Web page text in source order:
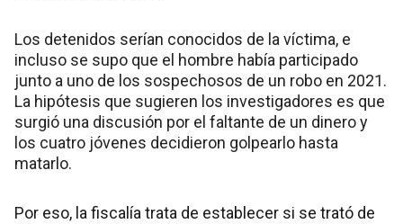
Los detenidos serían conocidos de la víctima, e
incluso se supo que el hombre había participado
junto a uno de los sospechosos de un robo en 2021.
La hipótesis que sugieren los investigadores es que
surgió una discusión por el faltante de un dinero y
los cuatro jóvenes decidieron golpearlo hasta
matarlo.
Por eso, la fiscalía trata de establecer si se trató de